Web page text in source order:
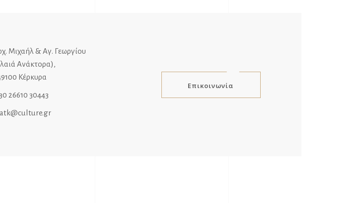
Μιχαήλ & Αγ. Γεωργίου
Ανάκτορα),
Κέρκυρα
26610 30443
Επικοινωνία